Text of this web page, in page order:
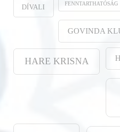
DÍVALI FENNTARTHATÓSÁG
GOVINDA
HARE KRISNA